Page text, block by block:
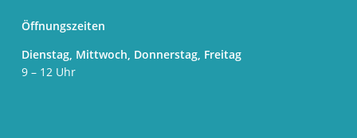
Öffnungszeiten
Dienstag, Mittwoch, Donnerstag, Freitag
9 – 12 Uhr